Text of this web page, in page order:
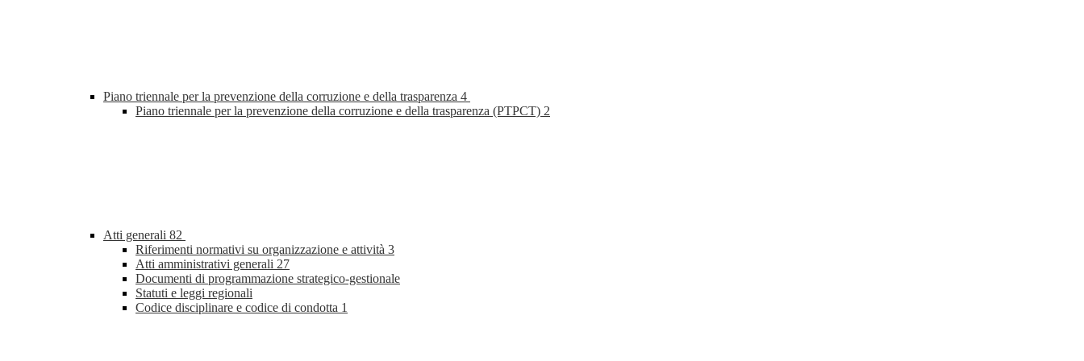
Piano triennale per la prevenzione della corruzione e della trasparenza 4
Piano triennale per la prevenzione della corruzione e della trasparenza (PTPCT) 2
Atti generali 82
Riferimenti normativi su organizzazione e attività 3
Atti amministrativi generali 27
Documenti di programmazione strategico-gestionale
Statuti e leggi regionali
Codice disciplinare e codice di condotta 1